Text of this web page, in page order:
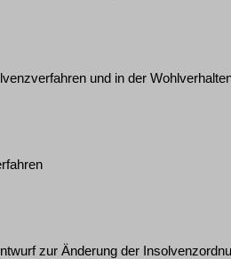
und in der
zur Änderung der